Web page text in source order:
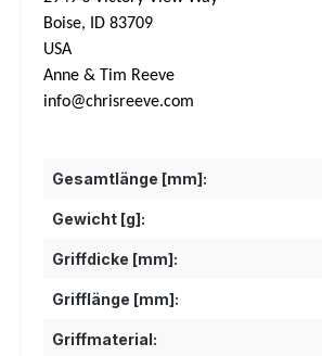
Boise, ID 83709
USA
Anne & Tim Reeve
info@chrisreeve.com
Gesamtlänge [mm]:
Gewicht [g]:
Griffdicke [mm]:
Grifflänge [mm]:
Griffmaterial: